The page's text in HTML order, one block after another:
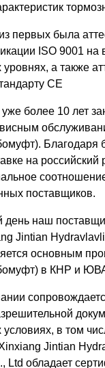
первых была
ISO 9001 на
а также
CE
более 10 лет
Благодаря
на
поставщиков.
наш
Jintian
основным
в КНР и
в том
Jintian
Ltd обладает